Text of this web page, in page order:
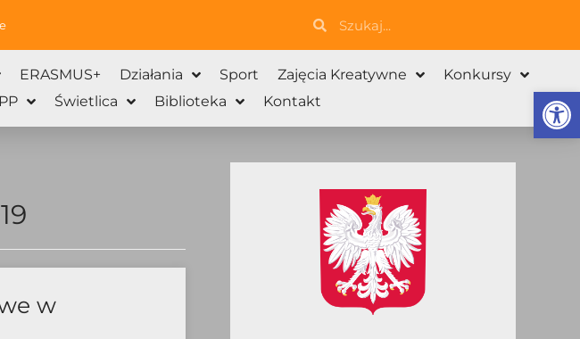
SzukajSzukaj
ERASMUS+ Działania Sport Zajęcia Kreatywne
Konkursy
Świetlica Biblioteka Kontakt
w